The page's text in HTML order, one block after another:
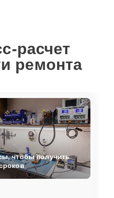
расчет
ремонта
чтобы получить